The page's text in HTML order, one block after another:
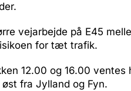
vejarbejde på E45
for tæt trafik.
12.00 og 16.00
fra Jylland og Fyn.